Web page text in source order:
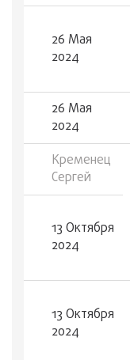
26 Мая
2024
26 Мая
2024
Кременец
Сергей
13 Октября
2024
13 Октября
2024